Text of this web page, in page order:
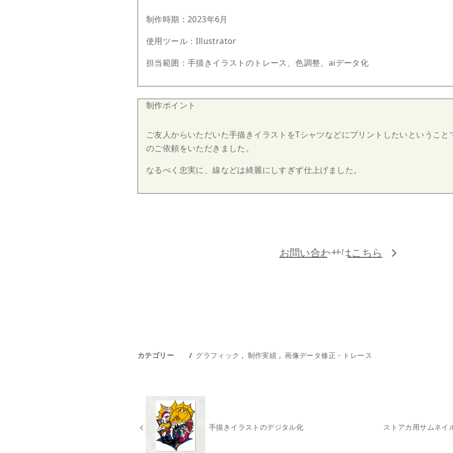
制作時期：2023年6月
使用ツール：Illustrator
担当範囲：手描きイラストのトレース、色調整、aiデータ化
制作ポイント
ご友人からいただいた手描きイラストをTシャツなどにプリントしたいというこ
のご依頼をいただきました。
なるべく忠実に、線などは綺麗にしすぎず仕上げました。
お問い合わせはこちら
カテゴリー グラフィック 制作実績 画像データ修正・トレース
手描きイラストのデジタル化 ストアカ用サムネイ